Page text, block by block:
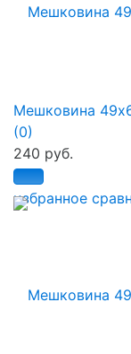
избранное
Мешковина
(0)
240 руб.